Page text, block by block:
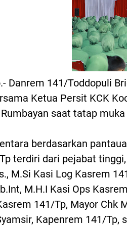
Danrem 141/Toddopuli
Ketua Persit KCK
saat tatap
berdasarkan
terdiri dari pejabat
M.Si Kasi Log Kasrem
M.H.I Kasi Ops
141/Tp, Mayor Chk
Kapenrem 141/Tp,